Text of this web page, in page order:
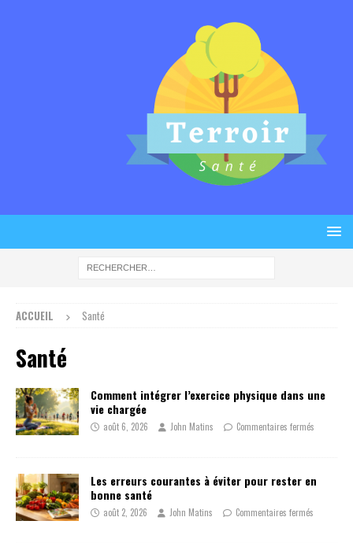
ACCUEIL Santé
Santé
Comment intégrer l’exercice physique dans une
vie chargée
août 6, 2026 John Matins Commentaires fermés
Les erreurs courantes à éviter pour rester en
bonne santé
août 2, 2026 John Matins Commentaires fermés